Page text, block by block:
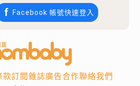
Facebook 帳號快速登入
款訂閱雜誌廣告合作聯絡我們